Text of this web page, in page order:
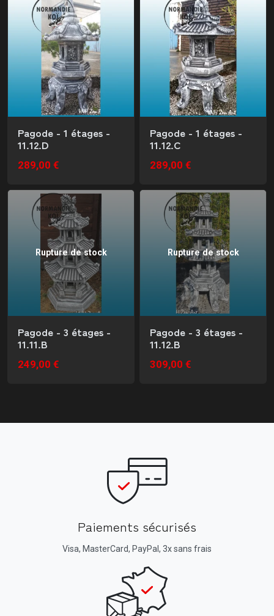
Pagode - 1 étages -
11.12.D
289,00 €
Pagode - 1 étages -
11.12.C
289,00 €
Rupture de stock
Pagode - 3 étages -
11.11.B
249,00 €
Rupture de stock
Pagode - 3 étages -
11.12.B
309,00 €
Paiements sécurisés
Visa, MasterCard, PayPal, 3x sans frais